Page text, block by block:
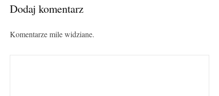
Dodaj komentarz
Komentarze mile widziane.